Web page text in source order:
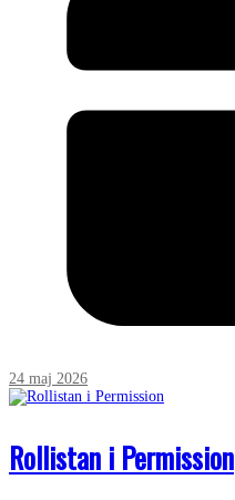
24 maj 2026
Rollistan i Permission